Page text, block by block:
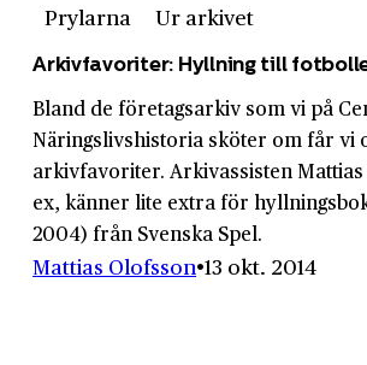
Prylarna Ur arkivet
Arkivfavoriter: Hyllning till
Bland de företagsarkiv som vi på
Näringslivshistoria sköter om får vi
arkivfavoriter. Arkivassisten
ex, känner lite extra för
2004) från Svenska Spel.
Mattias Olofsson 13 okt. 2014